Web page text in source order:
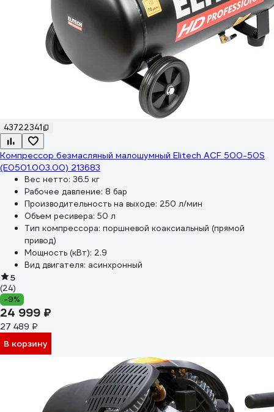
43722341
Компрессор безмасляный малошумный Elitech ACF 500-50S
(E0501.003.00) 213683
Вес нетто: 36.5 кг
Рабочее давление: 8 бар
Производительность на выходе: 250 л/мин
Объем ресивера: 50 л
Тип компрессора: поршневой коаксиальный (прямой
привод)
Мощность (кВт): 2.9
Вид двигателя: асинхронный
5
(24)
-9%
24 999 ₽
27 489 ₽
В корзину